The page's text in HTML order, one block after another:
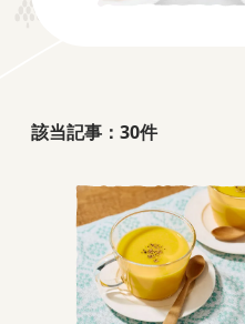
該当記事： 30件